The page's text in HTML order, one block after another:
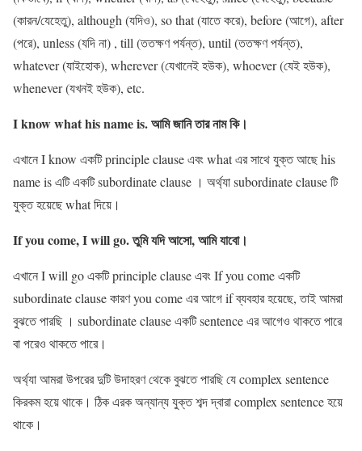
(কারন/যেহেতু), although (যদিও), so that (যাতে করে), before (আগে), after
(পরে), unless (যদি না) , till (ততক্ষণ পর্যন্ত), until (ততক্ষণ পর্যন্ত),
whatever (যাইহোক), wherever (যেখানেই হউক), whoever (যেই হউক),
whenever (যখনই হউক), etc.
I know what his name is.আমি জানি তার নাম কি।
এখানে I know একটি principle clause এবং what এর সাথে যুক্ত আছে his
name is এটি একটি subordinate clause । অর্থ্যা subordinate clause টি
যুক্ত হয়েছে what দিয়ে।
If you come, I will go.তুমি যদি আসো, আমি যাবো।
এখানে I will go একটি principle clause এবং If you come একটি
subordinate clause কারণ you come এর আগে if ব্যবহার হয়েছে, তাই আমরা
বুঝতে পারছি । subordinate clause একটি sentence এর আগেও থাকতে পারে
বা পরেও থাকতে পারে।
অর্থ্যা আমরা উপরের দুটি উদাহরণ থেকে বুঝতে পারছি যে complex sentence
কিরকম হয়ে থাকে। ঠিক এরক অন্যান্য যুক্ত শব্দ দ্বারা complex sentence হয়ে
থাকে।